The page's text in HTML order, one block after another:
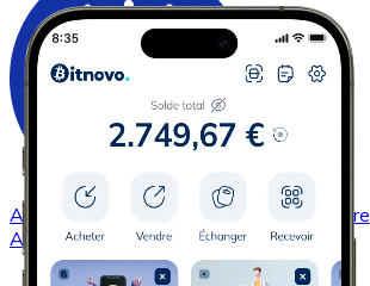
AcheterCardanoavec virement bancaire
ADA